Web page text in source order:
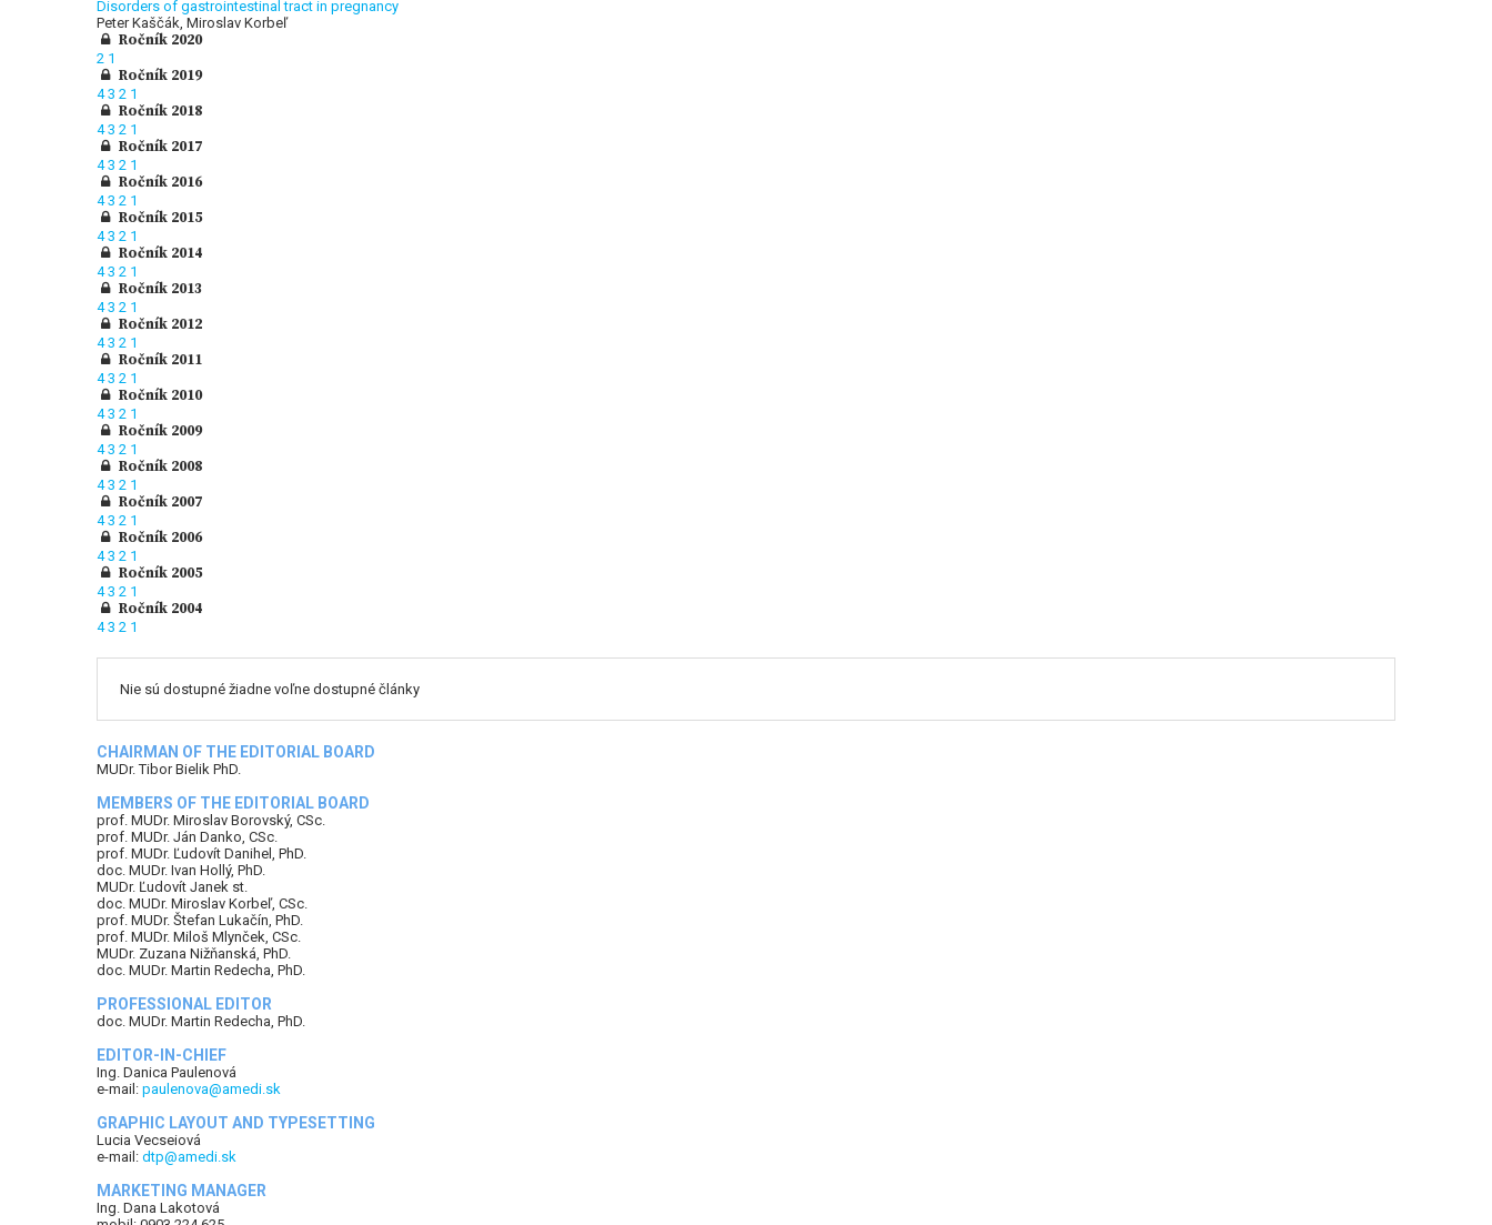
Disorders of gastrointestinal tract in pregnancy
Peter Kaščák, Miroslav Korbeľ
Ročník 2020
2 1
Ročník 2019
43 2 1
Ročník 2018
43 2 1
Ročník 2017
43 2 1
Ročník 2016
43 2 1
Ročník 2015
43 2 1
Ročník 2014
43 2 1
Ročník 2013
43 2 1
Ročník 2012
43 2 1
Ročník 2011
43 2 1
Ročník 2010
43 2 1
Ročník 2009
43 2 1
Ročník 2008
43 2 1
Ročník 2007
43 2 1
Ročník 2006
43 2 1
Ročník 2005
43 2 1
Ročník 2004
43 2 1
Nie sú dostupné žiadne voľne dostupné články
CHAIRMAN OF THE EDITORIAL BOARD
MUDr. Tibor Bielik PhD.
MEMBERS OF THE EDITORIAL BOARD
prof. MUDr. Miroslav Borovský, CSc.
prof. MUDr. Ján Danko, CSc.
prof. MUDr. Ľudovít Danihel, PhD.
doc. MUDr. Ivan Hollý, PhD.
MUDr. Ľudovít Janek st.
doc. MUDr. Miroslav Korbeľ, CSc.
prof. MUDr. Štefan Lukačín, PhD.
prof. MUDr. Miloš Mlynček, CSc.
MUDr. Zuzana Nižňanská, PhD.
doc. MUDr. Martin Redecha, PhD.
PROFESSIONAL EDITOR
doc. MUDr. Martin Redecha, PhD.
EDITOR-IN-CHIEF
Ing. Danica Paulenová
e-mail: paulenova@amedi.sk
GRAPHIC LAYOUT AND TYPESETTING
Lucia Vecseiová
e-mail: dtp@amedi.sk
MARKETING MANAGER
Ing. Dana Lakotová